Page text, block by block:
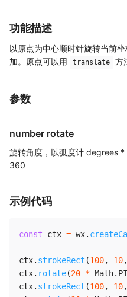
功能描述
以原点为中心顺时针旋转当前
加。原点可以用
translate 方
参数
number rotate
旋转角度，以弧度计 degrees
360
示例代码
const ctx = wx.
ctx. strokeRect (100, 10,
ctx. rotate(20 * Math. PI
ctx. strokeRect (100, 10,